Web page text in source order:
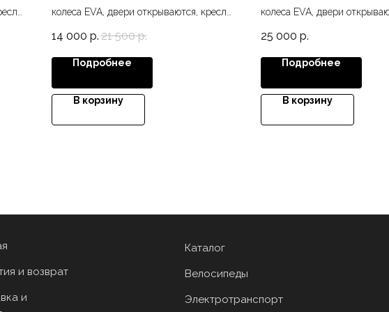
колеса EVA, двери открываются, кресло
подсветка панели приборов
14 000 р. 21 500 р.
Подробнее
В корзину
колеса EVA, двери
подсветка панели приборов,
25 000 р.
Подробнее
В корзину
Каталог
Велосипеды
и
Электротранспорт
и возврат